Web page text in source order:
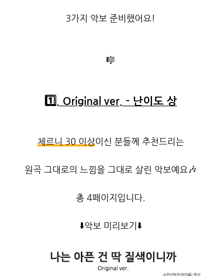
3가지 악보 준비했어요!
🎼
1️⃣ . Original ver. - 난이도 상
체르니 30 이상이신 분들께 추천드리는
원곡 그대로의 느낌을 그대로 살린 악보예요🎶
총 4페이지입니다.
⬇️악보 미리보기 ⬇️